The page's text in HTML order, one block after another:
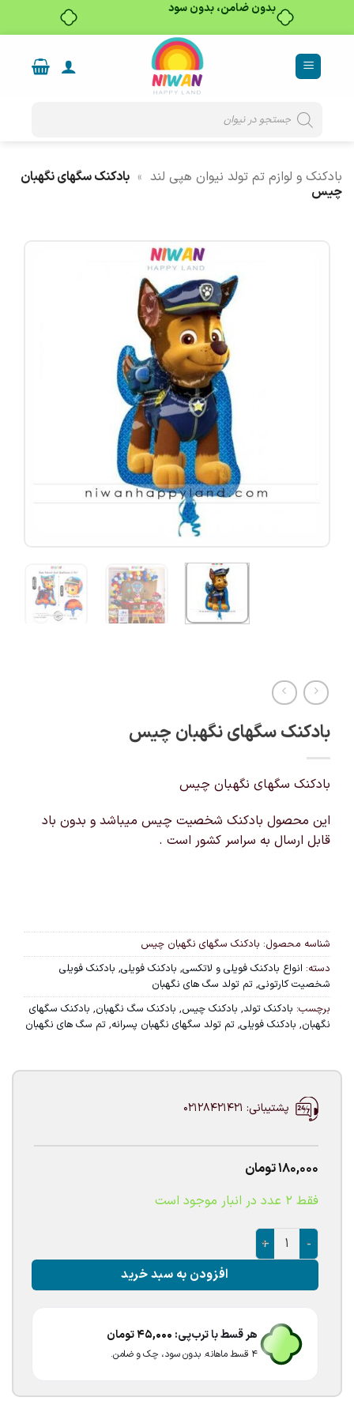
بدون ضامن، بدون سود
content
search
بادکنک و لوازم تم تولد نیوان هپی لند » بادکنک سگهای نگهبان
چیس
بادکنک سگهای نگهبان چیس
بادکنک سگهای نگهبان چیس
این محصول بادکنک شخصیت چیس میباشد و بدون باد
قابل ارسال به سراسر کشور است .
شناسه محصول: بادکنک سگهای نگهبان چیس
دسته: انواع بادکنک فویلی و لاتکسی, بادکنک فویلی, بادکنک فویلی
شخصیت کارتونی, تم تولد سگ های نگهبان
برچسب: بادکنک تولد, بادکنک چیس, بادکنک سگ نگهبان, بادکنک سگهای
نگهبان, بادکنک فویلی, تم تولد سگهای نگهبان پسرانه, تم سگ های نگهبان
پشتیبانی: 02128421421
180,000تومان
فقط 2 عدد در انبار موجود است
بادکنک سگهای نگهبان چیس عدد
افزودن به سبد خرید
هر قسط با ترب‌پی: 45,000تومان
۴ قسط ماهانه. بدون سود، چک و ضامن.